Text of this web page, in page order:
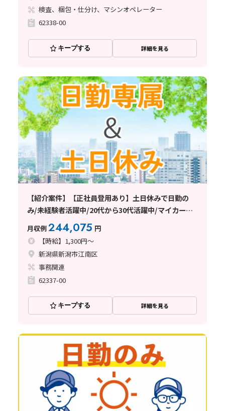
検査、梱包・仕分け、マシンオペレーター
62338-00
キープする 詳細を見る
【紹介案件】【正社員登用あり】土日休みで日勤の
み/未経験者活躍中/20代から30代活躍中/マイカー通
勤OK/交通費支給あり/日払い・週払い制度あり
月収例244,075 円
【時給】1,300円～
新潟県新潟市江南区
事務関連
62337-00
キープする 詳細を見る